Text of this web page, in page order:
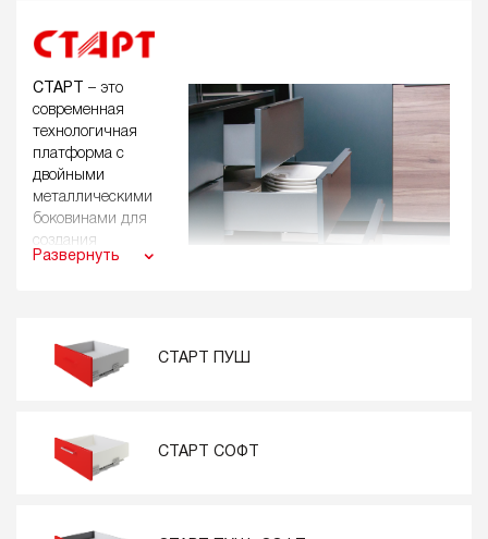
СТАРТ
– это
современная
технологичная
платформа с
двойными
металлическими
боковинами для
создания
выдвижных
полное
выдвижение
80 000 циклов открывания/закрывания
мягкий и бесшумный ход
отсутствие провисания
Развернуть
СТАРТ ПУШ
СТАРТ СОФТ